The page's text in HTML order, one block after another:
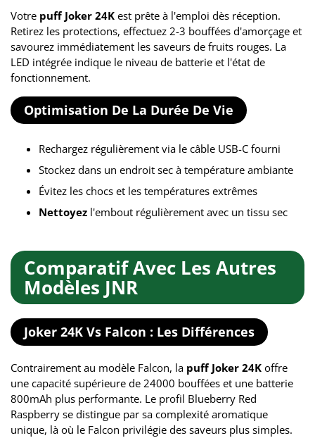
Votre puff Joker 24K est prête à l'emploi dès réception.
Retirez les protections, effectuez 2-3 bouffées d'amorçage et
savourez immédiatement les saveurs de fruits rouges. La
LED intégrée indique le niveau de batterie et l'état de
fonctionnement.
Optimisation De La Durée De Vie
Rechargez régulièrement via le câble USB-C fourni
Stockez dans un endroit sec à température ambiante
Évitez les chocs et les températures extrêmes
Nettoyez l'embout régulièrement avec un tissu sec
Comparatif Avec Les Autres
Modèles JNR
Joker 24K Vs Falcon : Les Différences
Contrairement au modèle Falcon, la puff Joker 24K offre
une capacité supérieure de 24000 bouffées et une batterie
800mAh plus performante. Le profil Blueberry Red
Raspberry se distingue par sa complexité aromatique
unique, là où le Falcon privilégie des saveurs plus simples.